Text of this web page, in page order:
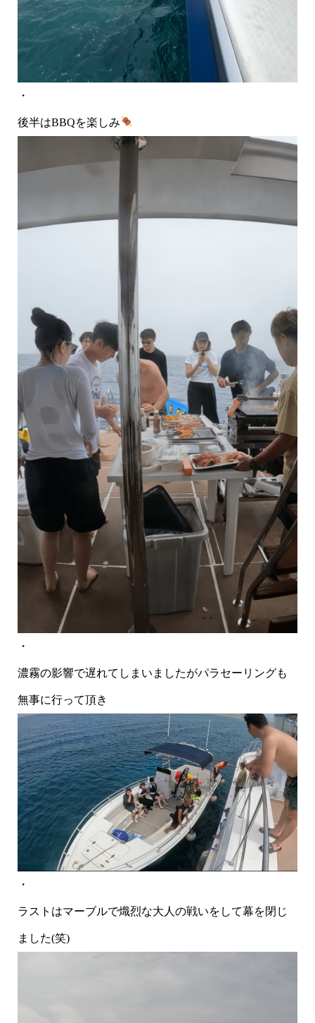
・
後半はBBQを楽しみ
・
濃霧の影響で遅れてしまいましたがパラセーリングも
無事に行って頂き
・
ラストはマーブルで熾烈な大人の戦いをして幕を閉じ
ました(笑)